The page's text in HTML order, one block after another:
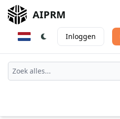
AIPRM
Inloggen